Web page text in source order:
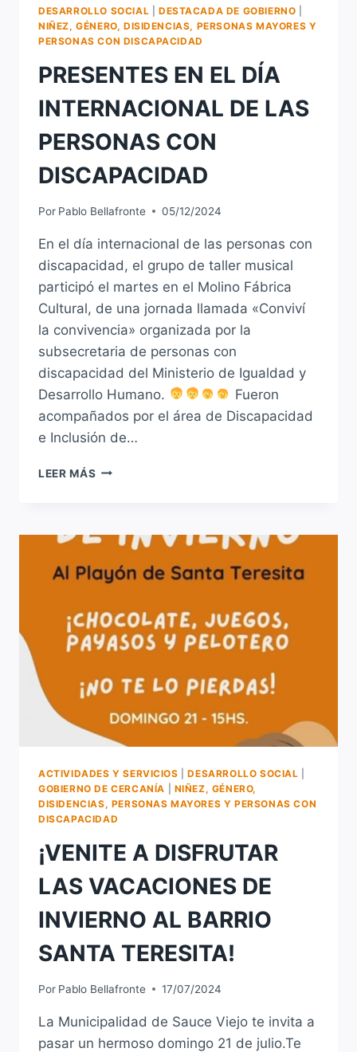
DESARROLLO SOCIAL DESTACADA DE GOBIERNO
NIÑEZ, GÉNERO, DISIDENCIAS, PERSONAS MAYORES Y
PERSONAS CON DISCAPACIDAD
PRESENTES EN EL DÍA
INTERNACIONAL DE LAS
PERSONAS CON
DISCAPACIDAD
Por Pablo Bellafronte 05/12/2024
En el día internacional de las personas con
discapacidad, el grupo de taller musical
participó el martes en el Molino Fábrica
Cultural, de una jornada llamada «Conviví
la convivencia» organizada por la
subsecretaria de personas con
discapacidad del Ministerio de Igualdad y
Desarrollo Humano.
Fueron
acompañados por el área de Discapacidad
e Inclusión de…
LEER MÁS PRESENTES
INTERNACIONAL
LAS
PERSONAS
DISCAPACIDAD
ACTIVIDADES Y SERVICIOS |DESARROLLO SOCIAL
GOBIERNO DE CERCANÍA
NIÑEZ, GÉNERO,
DISIDENCIAS, PERSONAS MAYORES Y PERSONAS CON
DISCAPACIDAD
¡VENITE A DISFRUTAR
LAS VACACIONES DE
INVIERNO AL BARRIO
SANTA TERESITA!
Por Pablo Bellafronte 17/07/2024
La Municipalidad de Sauce Viejo te invita a
pasar un hermoso domingo 21 de julio.Te